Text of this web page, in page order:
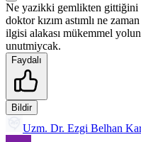
Ne yazikki gemlikten gittiğini
doktor kızım astımlı ne
ilgisi alakası mükemmel
unutmiycak.
Faydalı
Bildir
Uzm. Dr. Ezgi Belhan